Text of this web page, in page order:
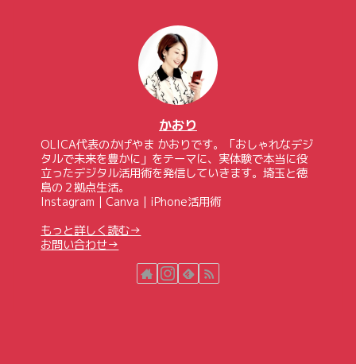
かおり
OLICA代表のかげやま かおりです。「おしゃれなデジ
タルで未来を豊かに」をテーマに、実体験で本当に役
立ったデジタル活用術を発信していきます。埼玉と徳
島の２拠点生活。
Instagram｜Canva｜iPhone活用術
もっと詳しく読む→
お問い合わせ→